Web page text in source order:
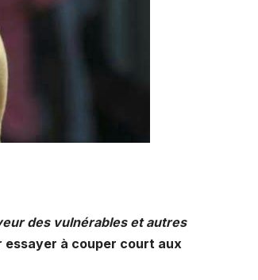
des vulnérables et autres
essayer à couper court aux